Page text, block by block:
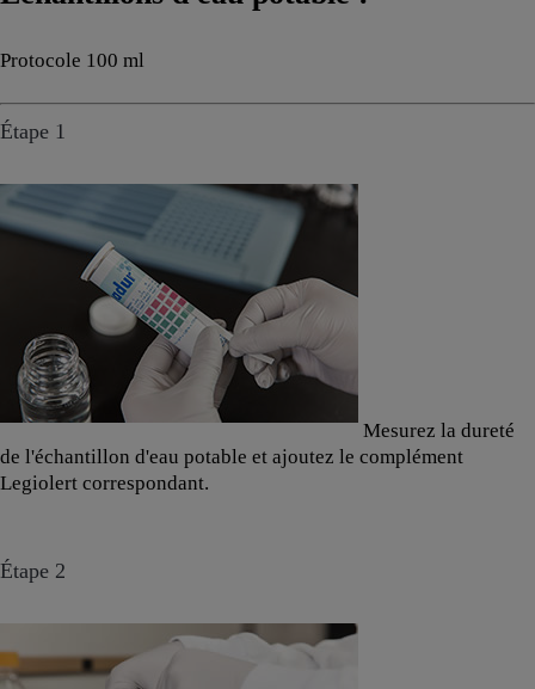
Protocole 100 ml
Étape 1
Mesurez la dureté
de l'échantillon d'eau potable et ajoutez le complément
Legiolert correspondant.
Étape 2